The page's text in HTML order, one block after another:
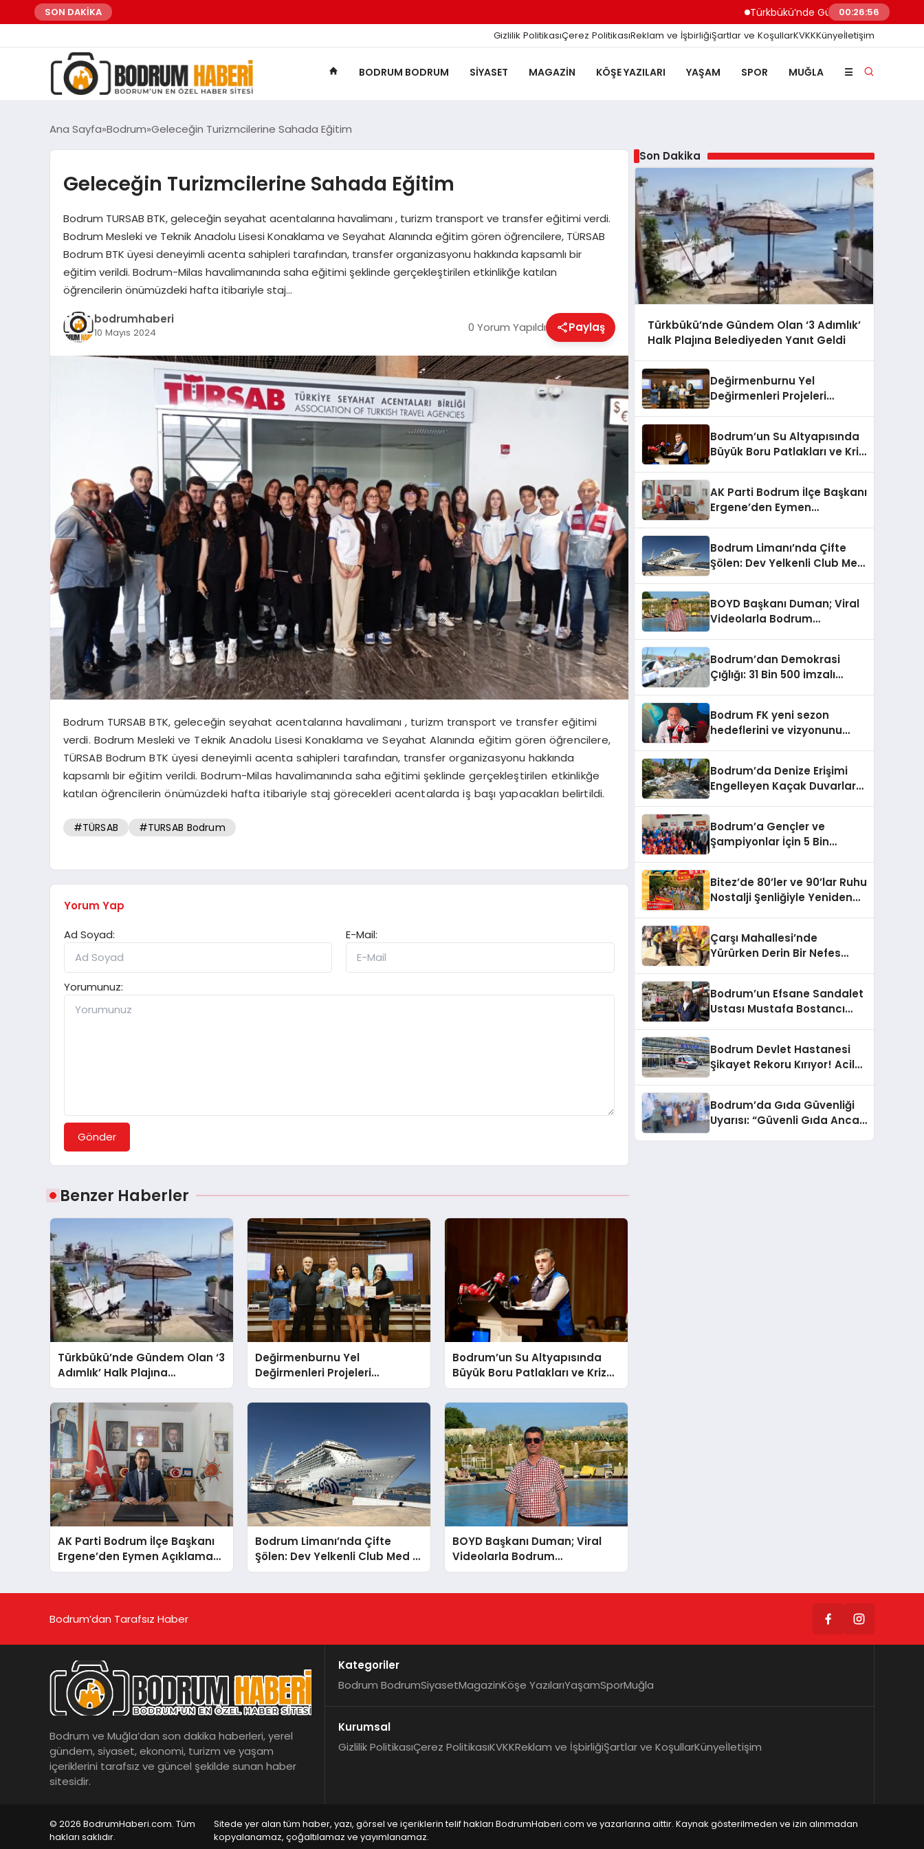
SON DAKİKA Türkbükü’nde Gündem Olan ‘3 Adımlık’
00:26:56
Gizlilik PolitikasıÇerez PolitikasıReklam ve İşbirliğiŞartlar ve KoşullarKVKKKünyeİletişim
BODRUM BODRUM SIYASET MAGAZIN KÖŞE YAZILARI YAŞAM SPOR MUĞLA ☰
Ana Sayfa Bodrum Geleceğin Turizmcilerine Sahada Eğitim
Geleceğin Turizmcilerine Sahada Eğitim
Bodrum TURSAB BTK, geleceğin seyahat acentalarına havalimanı , turizm transport ve transfer eğitimi verdi.
Bodrum Mesleki ve Teknik Anadolu Lisesi Konaklama ve Seyahat Alanında eğitim gören öğrencilere, TÜRSAB
Bodrum BTK üyesi deneyimli acenta sahipleri tarafından, transfer organizasyonu hakkında kapsamlı bir
eğitim verildi. Bodrum-Milas havalimanında saha eğitimi şeklinde gerçekleştirilen etkinlikğe katılan
öğrencilerin önümüzdeki hafta itibariyle staj…
bodrumhaberi
10 Mayıs 2024 0 Yorum Yapıldı Paylaş
Bodrum TURSAB BTK, geleceğin seyahat acentalarına havalimanı , turizm transport ve transfer eğitimi
verdi. Bodrum Mesleki ve Teknik Anadolu Lisesi Konaklama ve Seyahat Alanında eğitim gören öğrencilere,
TÜRSAB Bodrum BTK üyesi deneyimli acenta sahipleri tarafından, transfer organizasyonu hakkında
kapsamlı bir eğitim verildi. Bodrum-Milas havalimanında saha eğitimi şeklinde gerçekleştirilen etkinlikğe
katılan öğrencilerin önümüzdeki hafta itibariyle staj görecekleri acentalarda iş başı yapacakları belirtildi.
#TÜRSAB #TURSAB Bodrum
Yorum Yap
Ad Soyad:
E-Mail:
Yorumunuz:
Gönder
Benzer Haberler
Türkbükü’nde Gündem Olan ‘3
Adımlık’ Halk Plajına
Belediyeden Yanıt Geldi
Değirmenburnu Yel
Değirmenleri Projeleri
Ödüllendirildi
Bodrum’un Su Altyapısında
Büyük Boru Patlakları ve Kriz
Yönetimi Geride Kalıyor
AK Parti Bodrum İlçe Başkanı
Ergene’den Eymen Açıklaması:
“Yardım Kampanyasının
Bodrum Limanı’nda Çifte
Şölen: Dev Yelkenli Club Med 2
ve Yüzen Şehir Aroya Geldi!
BOYD Başkanı Duman; Viral
Videolarla Bodrum
Gerçeklerini Örtemezsiniz!
Son Dakika
Türkbükü’nde Gündem Olan ‘3 Adımlık’
Halk Plajına Belediyeden Yanıt Geldi
Değirmenburnu Yel
Değirmenleri Projeleri
Bodrum’un Su Altyapısında
Büyük Boru Patlakları ve Kriz
AK Parti Bodrum İlçe Başkanı
Ergene’den Eymen
Malzeme Yapılmasını
Kınıyorum”
Bodrum Limanı’nda Çifte
Şölen: Dev Yelkenli Club Med
BOYD Başkanı Duman; Viral
Videolarla Bodrum
Bodrum’dan Demokrasi
Çığlığı: 31 Bin 500 İmzalı
Bodrum FK yeni sezon
hedeflerini ve vizyonunu
Bodrum’da Denize Erişimi
Engelleyen Kaçak Duvarlar
Bodrum’a Gençler ve
Şampiyonlar İçin 5 Bin
Bitez’de 80’ler ve 90’lar Ruhu
Nostalji Şenliğiyle Yeniden
Çarşı Mahallesi’nde
Yürürken Derin Bir Nefes
Bodrum’un Efsane Sandalet
Ustası Mustafa Bostancı
Bodrum Devlet Hastanesi
Şikayet Rekoru Kırıyor! Acil
Bodrum’da Gıda Güvenliği
Uyarısı: “Güvenli Gıda Ancak
Bodrum’dan Tarafsız Haber
Bodrum ve Muğla’dan son dakika haberleri, yerel
gündem, siyaset, ekonomi, turizm ve yaşam
içeriklerini tarafsız ve güncel şekilde sunan haber
sitesidir.
Kategoriler
Bodrum BodrumSiyasetMagazinKöşe YazılarıYaşamSporMuğla
Kurumsal
Gizlilik PolitikasıÇerez PolitikasıKVKKReklam ve İşbirliğiŞartlar ve KoşullarKünyeİletişim
© 2026 BodrumHaberi.com. Tüm
hakları saklıdır.
Sitede yer alan tüm haber, yazı, görsel ve içeriklerin telif hakları BodrumHaberi.com ve yazarlarına aittir. Kaynak gösterilmeden ve izin alınmadan
kopyalanamaz, çoğaltılamaz ve yayımlanamaz.